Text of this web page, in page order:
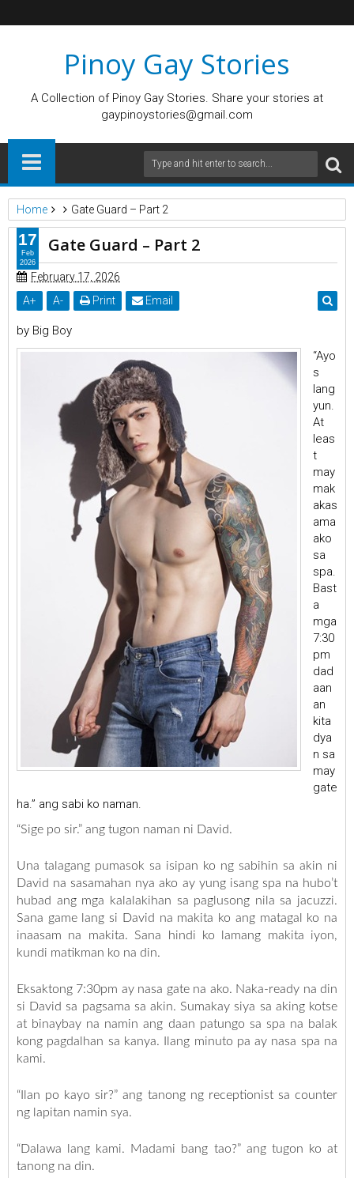
Pinoy Gay Stories
A Collection of Pinoy Gay Stories. Share your stories at
gaypinoystories@gmail.com
Home Gate Guard – Part 2
Gate Guard – Part 2
February 17, 2026
A+ A- Print Email
by Big Boy
“Ayo
s
lang
yun.
At
leas
t
may
mak
akas
ama
ako
sa
spa.
Bast
a
mga
7:30
pm
dad
aan
an
kita
dya
n sa
may
gate
ha.” ang sabi ko naman.
“Sige po sir.” ang tugon naman ni David.
Una talagang pumasok sa isipan ko ng sabihin sa akin ni
David na sasamahan nya ako ay yung isang spa na hubo’t
hubad ang mga kalalakihan sa paglusong nila sa jacuzzi.
Sana game lang si David na makita ko ang matagal ko na
inaasam na makita. Sana hindi ko lamang makita iyon,
kundi matikman ko na din.
Eksaktong 7:30pm ay nasa gate na ako. Naka-ready na din
si David sa pagsama sa akin. Sumakay siya sa aking kotse
at binaybay na namin ang daan patungo sa spa na balak
kong pagdalhan sa kanya. Ilang minuto pa ay nasa spa na
kami.
“Ilan po kayo sir?” ang tanong ng receptionist sa counter
ng lapitan namin sya.
“Dalawa lang kami. Madami bang tao?” ang tugon ko at
tanong na din.
17
Feb
2026